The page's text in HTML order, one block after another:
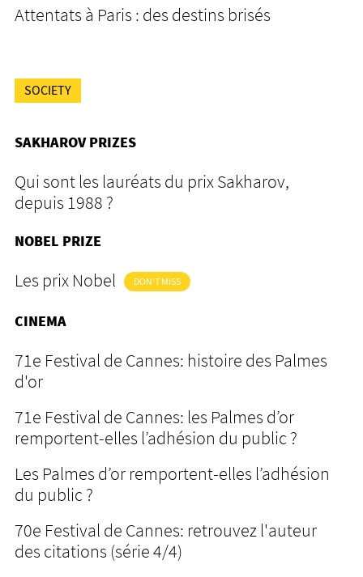
Attentats à Paris : des destins brisés
SOCIETY
SAKHAROV PRIZES
Qui sont les lauréats du prix Sakharov,
depuis 1988 ?
NOBEL PRIZE
Les prix Nobel DON'T MISS
CINEMA
71e Festival de Cannes: histoire des Palmes
d'or
71e Festival de Cannes: les Palmes d’or
remportent-elles l’adhésion du public ?
Les Palmes d’or remportent-elles l’adhésion
du public ?
70e Festival de Cannes: retrouvez l'auteur
des citations (série 4/4)